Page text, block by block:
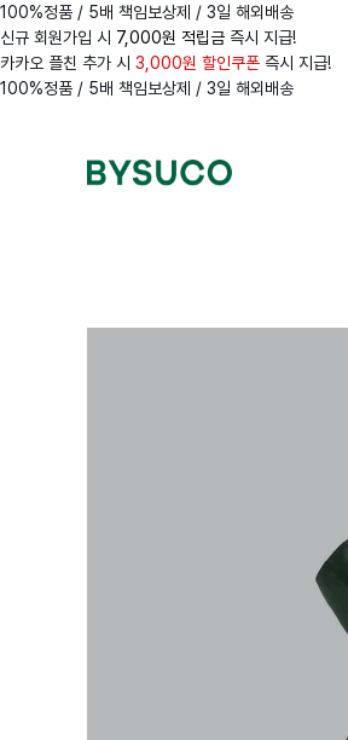
100%정품 / 5배 책임보상제 / 3일 해외배송
신규 회원가입 시 7,000원 적립금 즉시 지급!
카카오 플친 추가 시 3,000원 할인쿠폰 즉시 지급!
100%정품 / 5배 책임보상제 / 3일 해외배송